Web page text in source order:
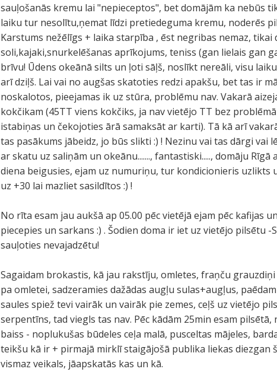
sauļošanās kremu lai "nepieceptos", bet domājām ka nebūs
laiku tur nesolītu,ņemat līdzi pretiedeguma kremu, noderēs
Karstums nežēlīgs + laika starpība , ēst negribas nemaz, tikai
soli,kajaki,snurkelēšanas aprīkojums, teniss (gan lielais gan
brīvu! Ūdens okeānā silts un ļoti sāļš, noslīkt nereāli, visu
arī dziļš. Lai vai no augšas skatoties redzi apakšu, bet tas ir
noskalotos, pieejamas ik uz stūra, problēmu nav. Vakarā
kokčikam (45TT viens kokčiks, ja nav vietējo TT bez
istabiņas un čekojoties ārā samaksāt ar karti). Tā kā arī
tas pasākums jābeidz, jo būs slikti :) ! Nezinu vai tas dārgi
ar skatu uz saliņām un okeānu......., fantastiski....., domāju
diena beigusies, ejam uz numuriņu, tur kondicionieris uzlikts
uz +30 lai mazliet sasildītos :) !
No rīta esam jau aukšā ap 05.00 pēc vietējā ejam pēc kafijas
piecepies un sarkans :) . Šodien doma ir iet uz vietējo pilsētu
sauļoties nevajadzētu!
Sagaidam brokastis, kā jau rakstīju, omletes, fraņču
pa omletei, sadzeramies dažādas augļu sulas+augļus,
saules spiež tevi vairāk un vairāk pie zemes, ceļš uz vietējo
serpentīns, tad viegls tas nav. Pēc kādām 25min esam
baiss - noplukušas būdeles ceļa malā, pusceltas mājeles,
teikšu kā ir + pirmajā mirklī staigājošā publika liekas diezgan
vismaz veikals, jāapskatās kas un kā.